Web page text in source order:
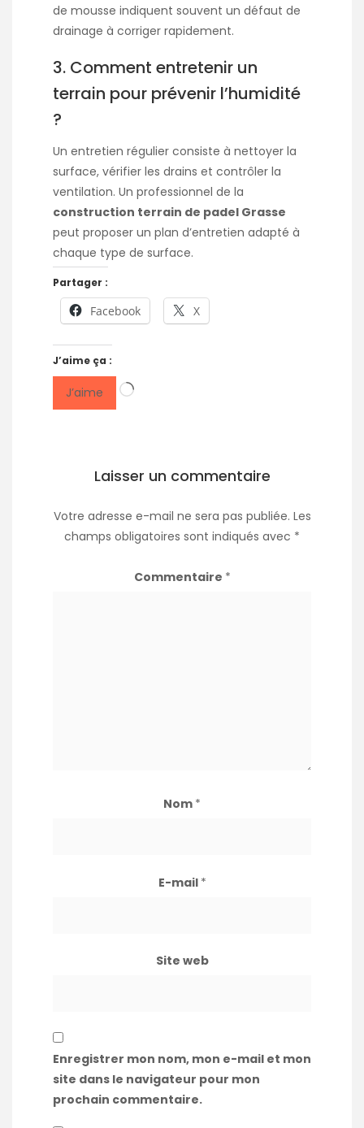
de mousse indiquent souvent un défaut de
drainage à corriger rapidement.
3. Comment entretenir un
terrain pour prévenir l’humidité
?
Un entretien régulier consiste à nettoyer la
surface, vérifier les drains et contrôler la
ventilation. Un professionnel de la
construction terrain de padel Grasse
peut proposer un plan d’entretien adapté à
chaque type de surface.
Partager :
Facebook X
J’aime ça :
J’aime Chargement…
Laisser un commentaire
Votre adresse e-mail ne sera pas publiée. Les
champs obligatoires sont indiqués avec *
Commentaire *
Nom *
E-mail *
Site web
Enregistrer mon nom, mon e-mail et mon
site dans le navigateur pour mon
prochain commentaire.